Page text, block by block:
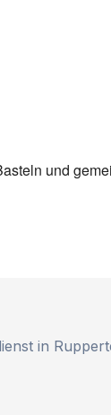
und
in